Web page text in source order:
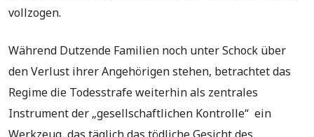
vollzogen.
Während Dutzende Familien noch unter Schock über
den Verlust ihrer Angehörigen stehen, betrachtet das
Regime die Todesstrafe weiterhin als zentrales
Instrument der „gesellschaftlichen Kontrolle“ ein